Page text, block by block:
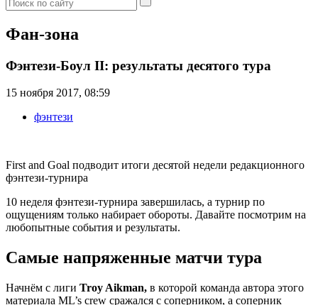
Фан-зона
Фэнтези-Боул II: результаты десятого тура
15 ноября 2017, 08:59
фэнтези
First and Goal подводит итоги десятой недели редакционного
фэнтези-турнира
10 неделя фэнтези-турнира завершилась, а турнир по
ощущениям только набирает обороты. Давайте посмотрим на
любопытные события и результаты.
Самые напряженные матчи тура
Начнём с лиги Troy Aikman, в которой команда автора этого
материала ML’s crew сражался с соперником, а соперник